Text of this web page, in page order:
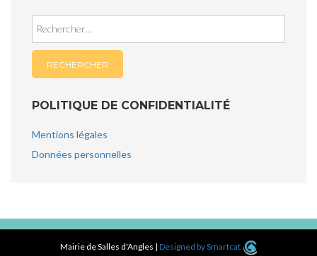
POLITIQUE DE CONFIDENTIALITÉ
Mentions légales
Données personnelles
Mairie de Salles d'Angles |Designed by Smartcat